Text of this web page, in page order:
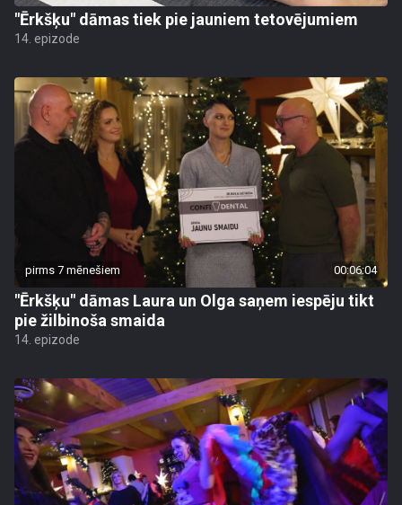
"Ērkšķu" dāmas tiek pie jauniem tetovējumiem
14. epizode
pirms 7 mēnešiem 00:06:04
"Ērkšķu" dāmas Laura un Olga saņem iespēju tikt
pie žilbinoša smaida
14. epizode